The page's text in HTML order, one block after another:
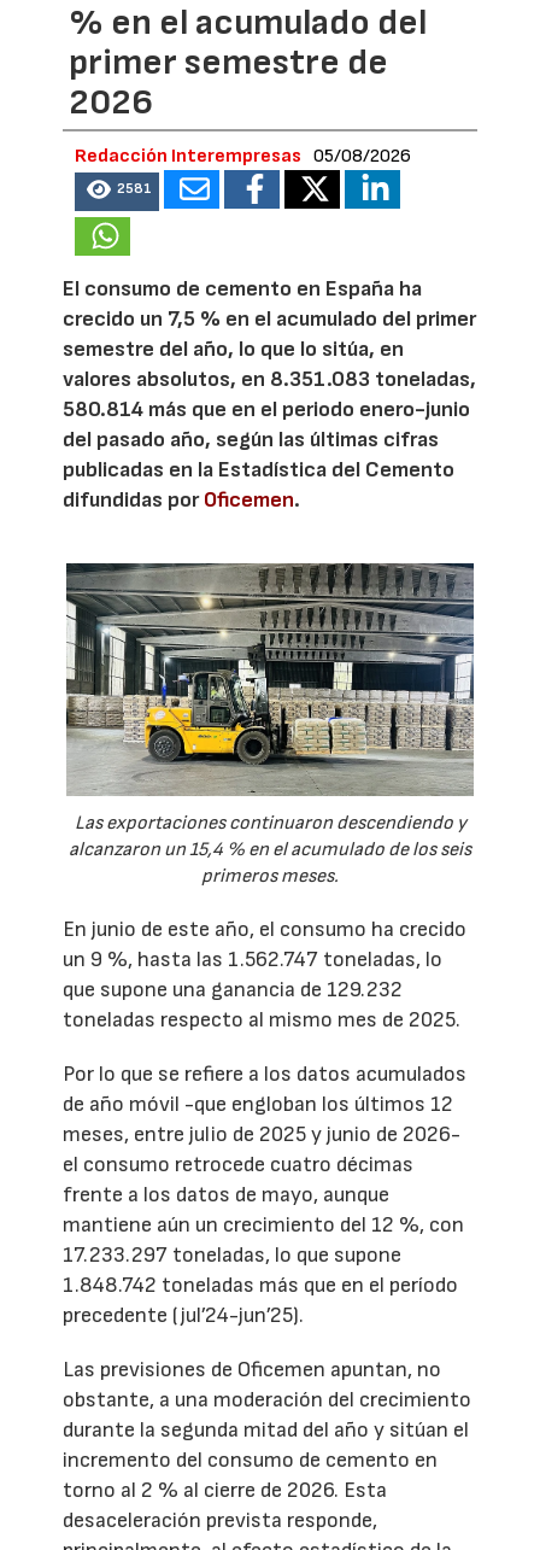
% en el acumulado del
primer semestre de
2026
Redacción Interempresas 05/08/2026
2581
El consumo de cemento en España ha
crecido un 7,5 % en el acumulado del primer
semestre del año, lo que lo sitúa, en
valores absolutos, en 8.351.083 toneladas,
580.814 más que en el periodo enero-junio
del pasado año, según las últimas cifras
publicadas en la Estadística del Cemento
difundidas porOficemen.
Las exportaciones continuaron descendiendo y
alcanzaron un 15,4 % en el acumulado de los seis
primeros meses.
En junio de este año, el consumo ha crecido
un 9 %, hasta las 1.562.747 toneladas, lo
que supone una ganancia de 129.232
toneladas respecto al mismo mes de 2025.
Por lo que se refiere a los datos acumulados
de año móvil -que engloban los últimos 12
meses, entre julio de 2025 y junio de 2026-
el consumo retrocede cuatro décimas
frente a los datos de mayo, aunque
mantiene aún un crecimiento del 12 %, con
17.233.297 toneladas, lo que supone
1.848.742 toneladas más que en el período
precedente (jul’24-jun’25).
Las previsiones de Oficemen apuntan, no
obstante, a una moderación del crecimiento
durante la segunda mitad del año y sitúan el
incremento del consumo de cemento en
torno al 2 % al cierre de 2026. Esta
desaceleración prevista responde,